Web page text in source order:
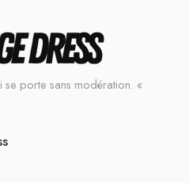
se porte sans modération. «